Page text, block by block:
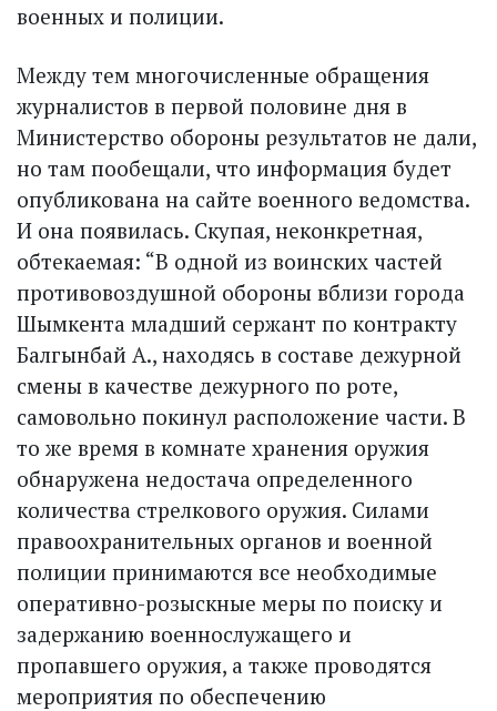
военных и полиции.
Между тем многочисленные обращения
журналистов в первой половине дня в
Министерство обороны результатов не дали,
но там пообещали, что информация будет
опубликована на сайте военного ведомства.
И она появилась. Скупая, неконкретная,
обтекаемая: “В одной из воинских частей
противовоздушной обороны вблизи города
Шымкента младший сержант по контракту
Балгынбай А., находясь в составе дежурной
смены в качестве дежурного по роте,
самовольно покинул расположение части. В
то же время в комнате хранения оружия
обнаружена недостача определенного
количества стрелкового оружия. Силами
правоохранительных органов и военной
полиции принимаются все необходимые
оперативно-розыскные меры по поиску и
задержанию военнослужащего и
пропавшего оружия, а также проводятся
мероприятия по обеспечению